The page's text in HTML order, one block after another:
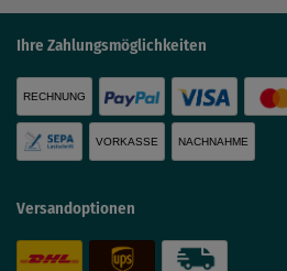
Ihre Zahlungsmöglichkeiten
RECHNUNG
VORKASSE NACHNAHME
Versandoptionen